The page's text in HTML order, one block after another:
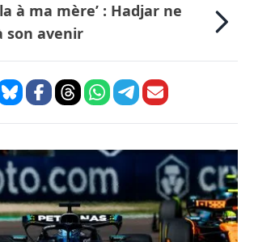
à ma mère’ : Hadjar ne
son avenir